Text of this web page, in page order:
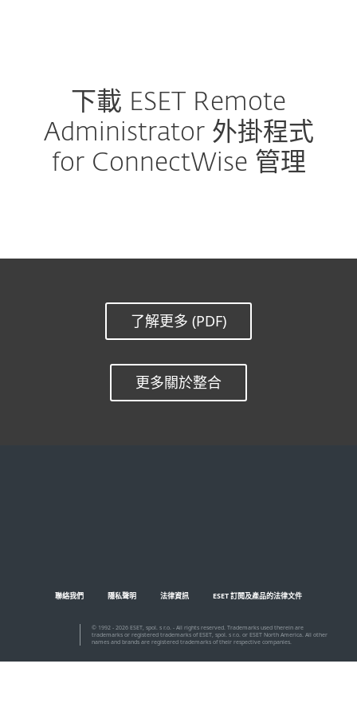
下載 ESET Remote
Administrator 外掛程式
for ConnectWise 管理
了解更多 (PDF)
更多關於整合
聯絡我們 隱私聲明 法律資訊 ESET 訂閱及產品的法律文件
© 1992 - 2026 ESET, spol. s r.o. - All rights reserved. Trademarks used therein are
trademarks or registered trademarks of ESET, spol. s r.o. or ESET North America. All other
names and brands are registered trademarks of their respective companies.